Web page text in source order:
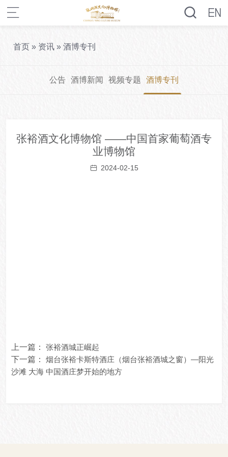
首页 » 资讯 » 酒博专刊
公告 酒博新闻 视频专题 酒博专刊
张裕酒文化博物馆 ——中国首家葡萄酒专
业博物馆
2024-02-15
上一篇：
张裕酒城正崛起
下一篇：
烟台张裕卡斯特酒庄（烟台张裕酒城之窗）—阳光
沙滩 大海 中国酒庄梦开始的地方